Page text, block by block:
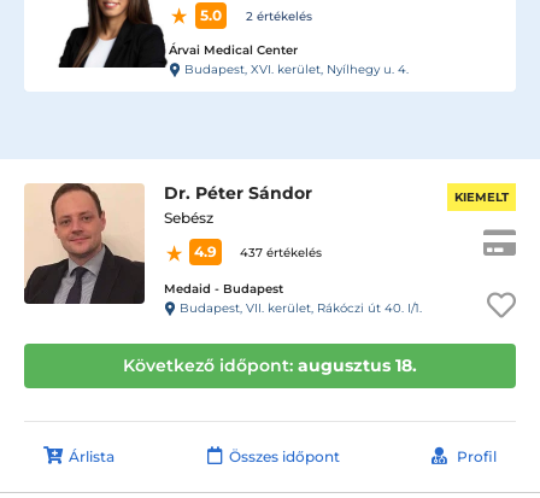
5.0
2 értékelés
Árvai Medical Center
Budapest, XVI. kerület, Nyílhegy u. 4.
Dr. Péter Sándor
Sebész
4.9
437 értékelés
Medaid - Budapest
Budapest, VII. kerület, Rákóczi út 40. I/1.
KIEMELT
Következő időpont: augusztus 18.
Árlista Összes időpont Profil